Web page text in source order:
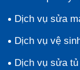
Dịch vụ sửa
Dịch vụ vệ
Dịch vụ sửa